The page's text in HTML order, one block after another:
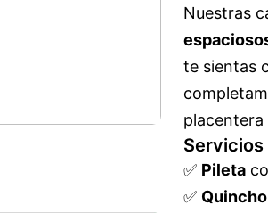
Nuestras
te sientas
placentera
✅ Pileta
✅